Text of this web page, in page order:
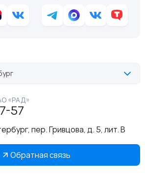
«РАД»
57
пер. Гривцова, д. 5, лит. В
Обратная связь